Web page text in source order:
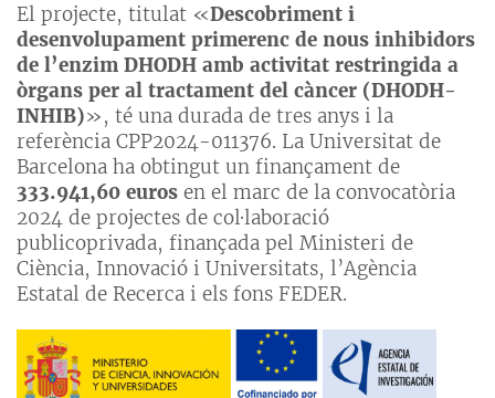
El projecte, titulat «Descobriment i
desenvolupament primerenc de nous inhibidors
de l’enzim DHODH amb activitat restringida a
òrgans per al tractament del càncer (DHODH-
INHIB)», té una durada de tres anys i la
referència CPP2024-011376. La Universitat de
Barcelona ha obtingut un finançament de
333.941,60 euros en el marc de la convocatòria
2024 de projectes de col·laboració
publicoprivada, finançada pel Ministeri de
Ciència, Innovació i Universitats, l’Agència
Estatal de Recerca i els fons FEDER.